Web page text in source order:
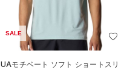
SALE
UAモチベート ソフト ショートスリ